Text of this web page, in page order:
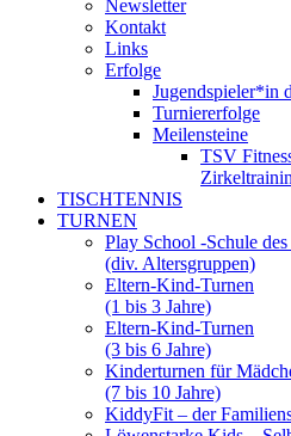
Newsletter
Kontakt
Links
Erfolge
Jugendspieler*in
Turniererfolge
Meilensteine
TSV
TISCHTENNIS
TURNEN
Play School -Schule
(div. Altersgruppen)
Eltern-Kind-Turnen
(1 bis 3 Jahre)
Eltern-Kind-Turnen
(3 bis 6 Jahre)
Kinderturnen für
(7 bis 10 Jahre)
KiddyFit – der